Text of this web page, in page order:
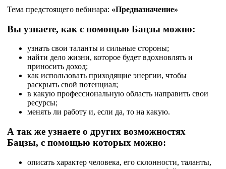
Тема предстоящего вебинара: «Предназначение»
Вы узнаете, как с помощью Бацзы можно:
узнать свои таланты и сильные стороны;
найти дело жизни, которое будет вдохновлять и
приносить доход;
как использовать приходящие энергии, чтобы
раскрыть свой потенциал;
в какую профессиональную область направить свои
ресурсы;
менять ли работу и, если да, то на какую.
А так же узнаете о других возможностях
Бацзы, с помощью которых можно:
описать характер человека, его склонности, таланты,